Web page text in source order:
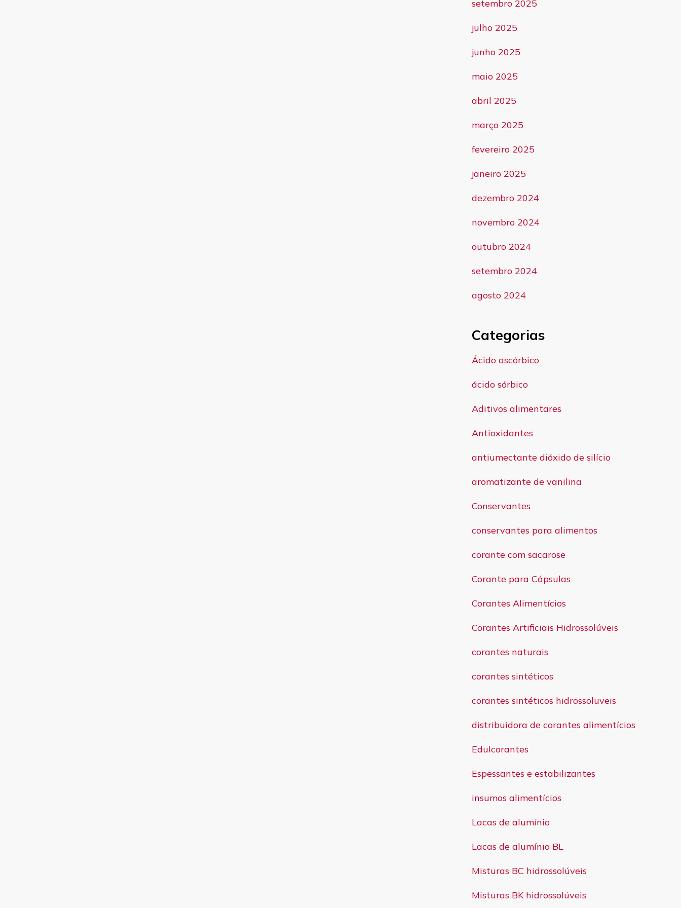
setembro 2025
julho 2025
junho 2025
maio 2025
abril 2025
março 2025
fevereiro 2025
janeiro 2025
dezembro 2024
novembro 2024
outubro 2024
setembro 2024
agosto 2024
Categorias
Ácido ascórbico
ácido sórbico
Aditivos alimentares
Antioxidantes
antiumectante dióxido de silício
aromatizante de vanilina
Conservantes
conservantes para alimentos
corante com sacarose
Corante para Cápsulas
Corantes Alimentícios
Corantes Artificiais Hidrossolúveis
corantes naturais
corantes sintéticos
corantes sintéticos hidrossoluveis
distribuidora de corantes alimentícios
Edulcorantes
Espessantes e estabilizantes
insumos alimentícios
Lacas de alumínio
Lacas de alumínio BL
Misturas BC hidrossolúveis
Misturas BK hidrossolúveis